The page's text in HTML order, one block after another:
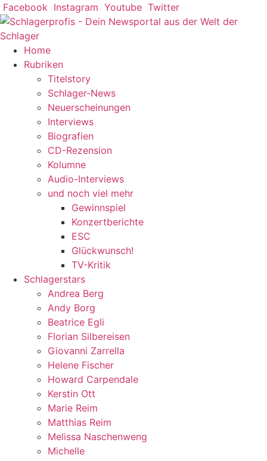
Zum
Inhalt
springen
Facebook Instagram Youtube Twitter
Home
Rubriken
Titelstory
Schlager-News
Neuerscheinungen
Interviews
Biografien
CD-Rezension
Kolumne
Audio-Interviews
und noch viel mehr
Gewinnspiel
Konzertberichte
ESC
Glückwunsch!
TV-Kritik
Schlagerstars
Andrea Berg
Andy Borg
Beatrice Egli
Florian Silbereisen
Giovanni Zarrella
Helene Fischer
Howard Carpendale
Kerstin Ott
Marie Reim
Matthias Reim
Melissa Naschenweng
Michelle